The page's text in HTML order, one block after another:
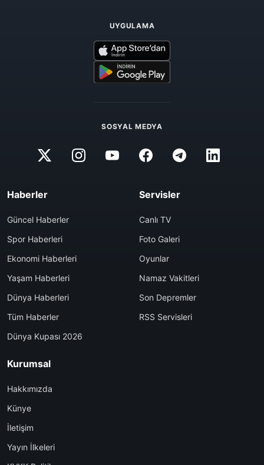
UYGULAMA
SOSYAL MEDYA
Haberler
Güncel Haberler
Spor Haberleri
Ekonomi Haberleri
Yaşam Haberleri
Dünya Haberleri
Tüm Haberler
Dünya Kupası 2026
Servisler
Canlı TV
Foto Galeri
Oyunlar
Namaz Vakitleri
Son Depremler
RSS Servisleri
Kurumsal
Hakkımızda
Künye
İletişim
Yayın İlkeleri